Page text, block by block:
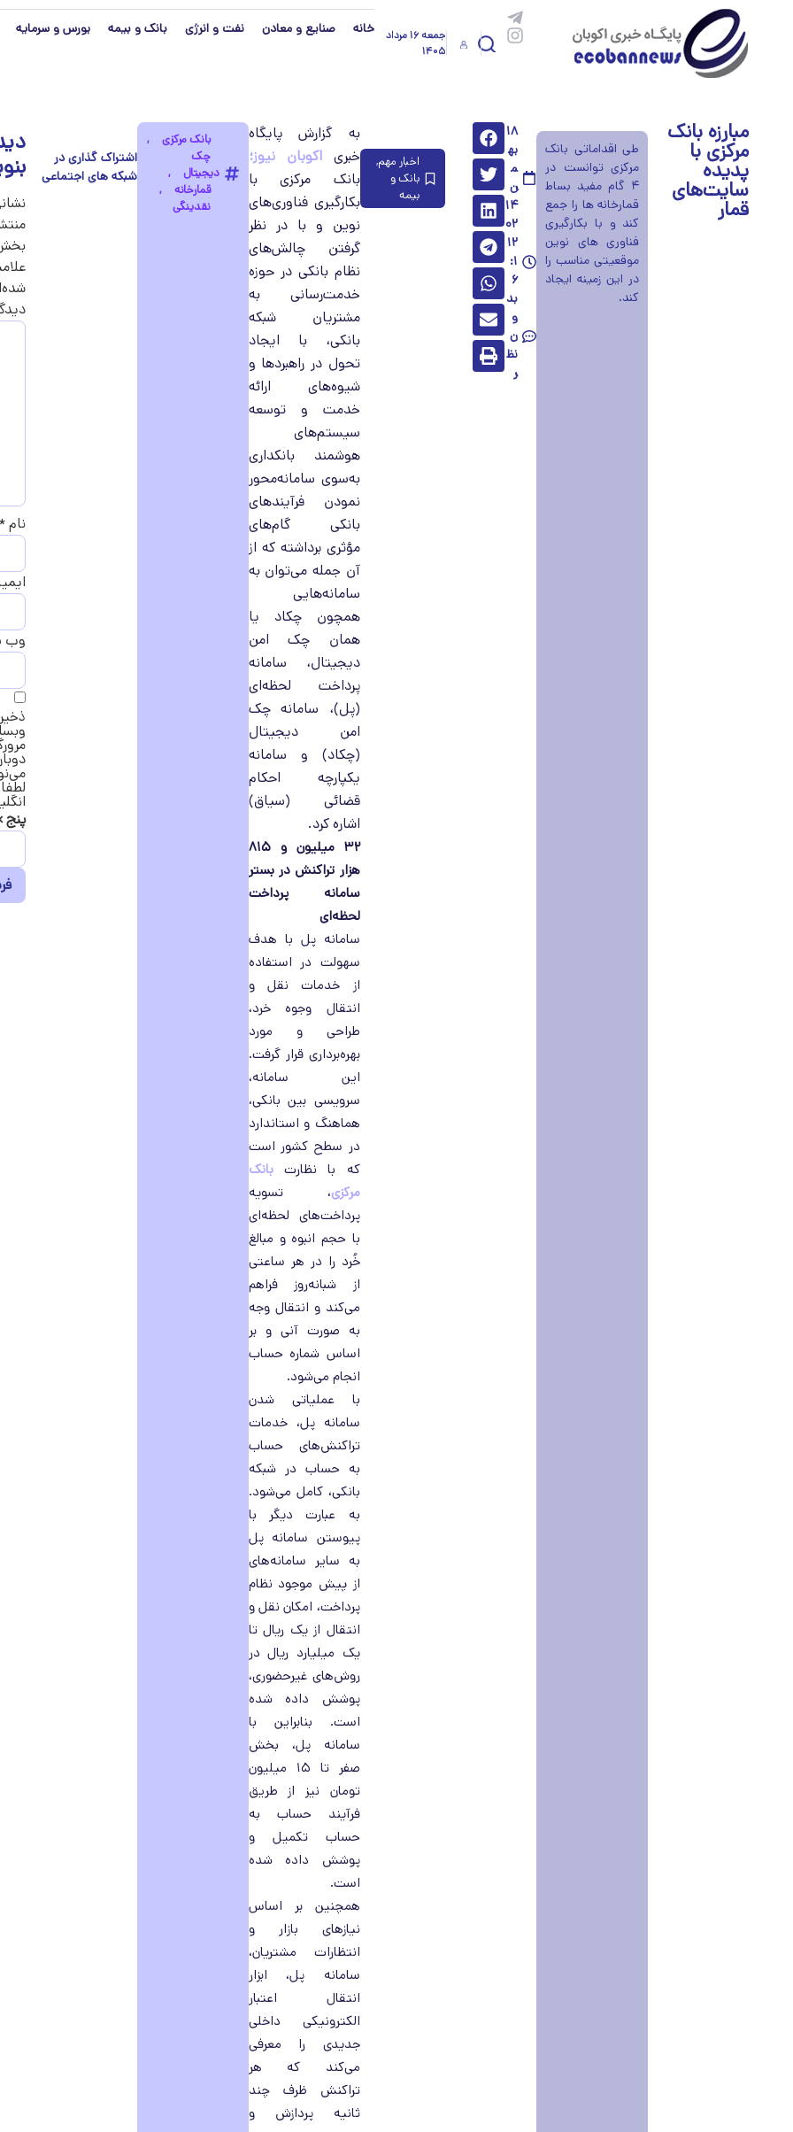
جمعه ۱۶ مرداد
۱۴۰۵
خانه صنایع و معادن نفت و انرژی بانک و بیمه بورس و سرمایه
مبارزه بانک
مرکزی با
پدیده
سایت‌های
قمار
طی اقداماتی بانک
مرکزی توانست در
۴ گام مفید بساط
قمارخانه ها را جمع
کند و با بکارگیری
فناوری های نوین
موقعیتی مناسب را
در این زمینه ایجاد
کند.
۱۸
به
م
ن
۱۴
۰۲
۱۲
:۱
۶
بد
و
ن
نظ
ر
اخبار مهم,
بانک و
بیمه
به گزارش پایگاه
خبری اکوبان نیوز؛
بانک مرکزی با
بکارگیری فناوری‌های
نوین و با در نظر
گرفتن چالش‌های
نظام بانکی در حوزه
خدمت‌رسانی به
مشتریان شبکه
بانکی، با ایجاد
تحول در راهبردها و
شیوه‌های ارائه
خدمت و توسعه
سیستم‌های
هوشمند بانکداری
به‌سوی سامانه‌محور
نمودن فرآیندهای
بانکی گام‌های
مؤثری برداشته که از
آن جمله می‌توان به
سامانه‌هایی
همچون چکاد یا
همان چک امن
دیجیتال، سامانه
پرداخت لحظه‌ای
(پل)، سامانه چک
امن دیجیتال
(چکاد) و سامانه
یکپارچه احکام
قضائی (سیاق)
اشاره کرد.
۳۲ میلیون و ۸۱۵
هزار تراکنش در بستر
سامانه پرداخت
لحظه‌ای
سامانه پل با هدف
سهولت در استفاده
از خدمات نقل و
انتقال وجوه خرد،
طراحی و مورد
بهره‌برداری قرار گرفت.
این سامانه،
سرویسی بین بانکی،
هماهنگ و استاندارد
در سطح کشور است
که با نظارتبانک
مرکزی، تسویه
پرداخت‌های لحظه‌ای
با حجم انبوه و مبالغ
خُرد را در هر ساعتی
از شبانه‌روز فراهم
می‌کند و انتقال وجه
به صورت آنی و بر
اساس شماره حساب
انجام می‌شود.
با عملیاتی شدن
سامانه پل، خدمات
تراکنش‌های حساب
به حساب در شبکه
بانکی، کامل می‌شود.
به عبارت دیگر با
پیوستن سامانه پل
به سایر سامانه‌های
از پیش موجود نظام
پرداخت، امکان نقل و
انتقال از یک ریال تا
یک میلیارد ریال در
روش‌های غیرحضوری،
پوشش داده شده
است. بنابراین با
سامانه پل، بخش
صفر تا ۱۵ میلیون
تومان نیز از طریق
فرآیند حساب به
حساب تکمیل و
پوشش داده شده
است.
همچنین بر اساس
نیازهای بازار و
انتظارات مشتریان،
سامانه پل، ابزار
انتقال اعتبار
الکترونیکی داخلی
جدیدی را معرفی
می‌کند که هر
تراکنش ظرف چند
ثانیه پردازش و
بانک مرکزی
,
چک
دیجیتال
,
قمارخانه
,
نقدینگی
نام*
وب‌
پنج ×